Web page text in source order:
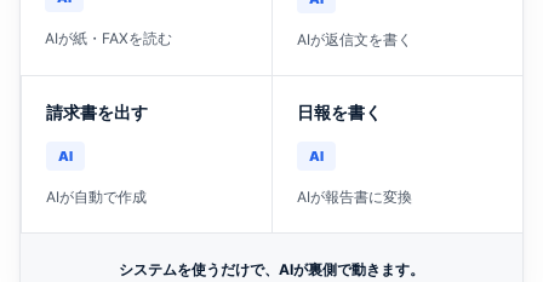
AIが紙・FAXを読む AIが返信文を書く
請求書を出す
AI
AIが自動で作成
日報を書く
AI
AIが報告書に変換
システムを使うだけで、AIが裏側で動きます。